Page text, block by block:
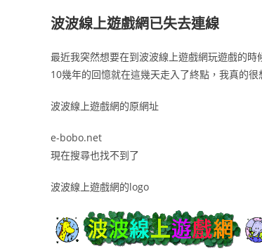
波波線上遊戲網已失去連線
最近我突然想要在到波波線上遊戲網玩遊戲的
10幾年的回憶就在這幾天走入了終點，我真的
波波線上遊戲網的原網址
e-bobo.net
現在搜尋也找不到了
波波線上遊戲網的logo